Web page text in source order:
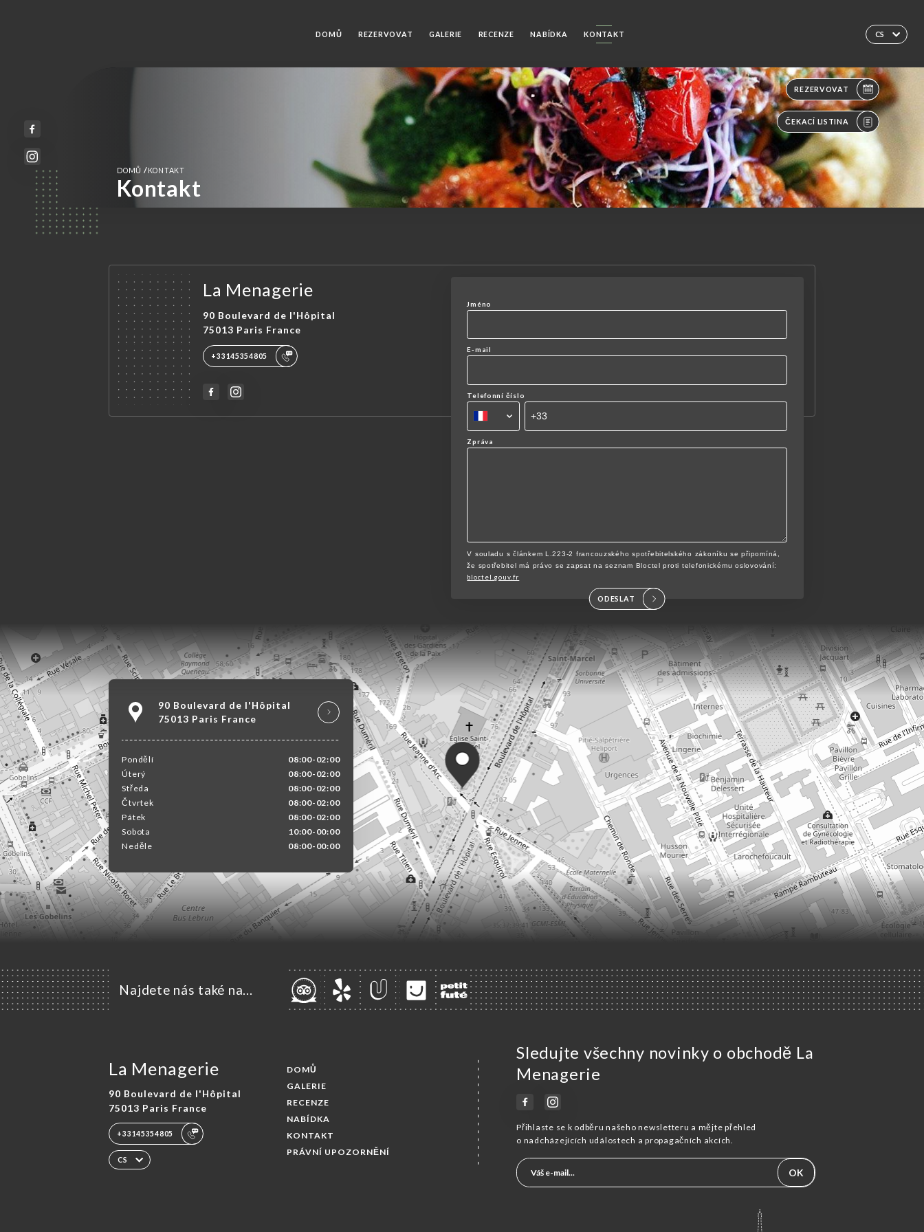
CS
DOMŮ REZERVOVAT GALERIE RECENZE NABÍDKA KONTAKT
REZERVOVAT
ČEKACÍ LISTINA
DOMŮ / KONTAKT
Kontakt
La Menagerie
90 Boulevard de l'Hôpital
75013 Paris France
+33145354805
Jméno
E-mail
Telefonní číslo
Zpráva
V souladu s článkem L.223-2 francouzského spotřebitelského zákoníku se připomíná,
že spotřebitel má právo se zapsat na seznam Bloctel proti telefonickému oslovování:
bloctel.gouv.fr
ODESLAT
90 Boulevard de l'Hôpital
75013 Paris France
Pondělí
08:00-02:00
Úterý
08:00-02:00
Středa
08:00-02:00
Čtvrtek
08:00-02:00
Pátek
08:00-02:00
Sobota
10:00-00:00
Neděle
08:00-00:00
Najdete nás také na...
La Menagerie
90 Boulevard de l'Hôpital
75013 Paris France
+33145354805
CS
DOMŮ
GALERIE
RECENZE
NABÍDKA
KONTAKT
PRÁVNÍ UPOZORNĚNÍ
Sledujte všechny novinky o obchodě La
Menagerie
Přihlaste se k odběru našeho newsletteru a mějte přehled
o nadcházejících událostech a propagačních akcích.
OK